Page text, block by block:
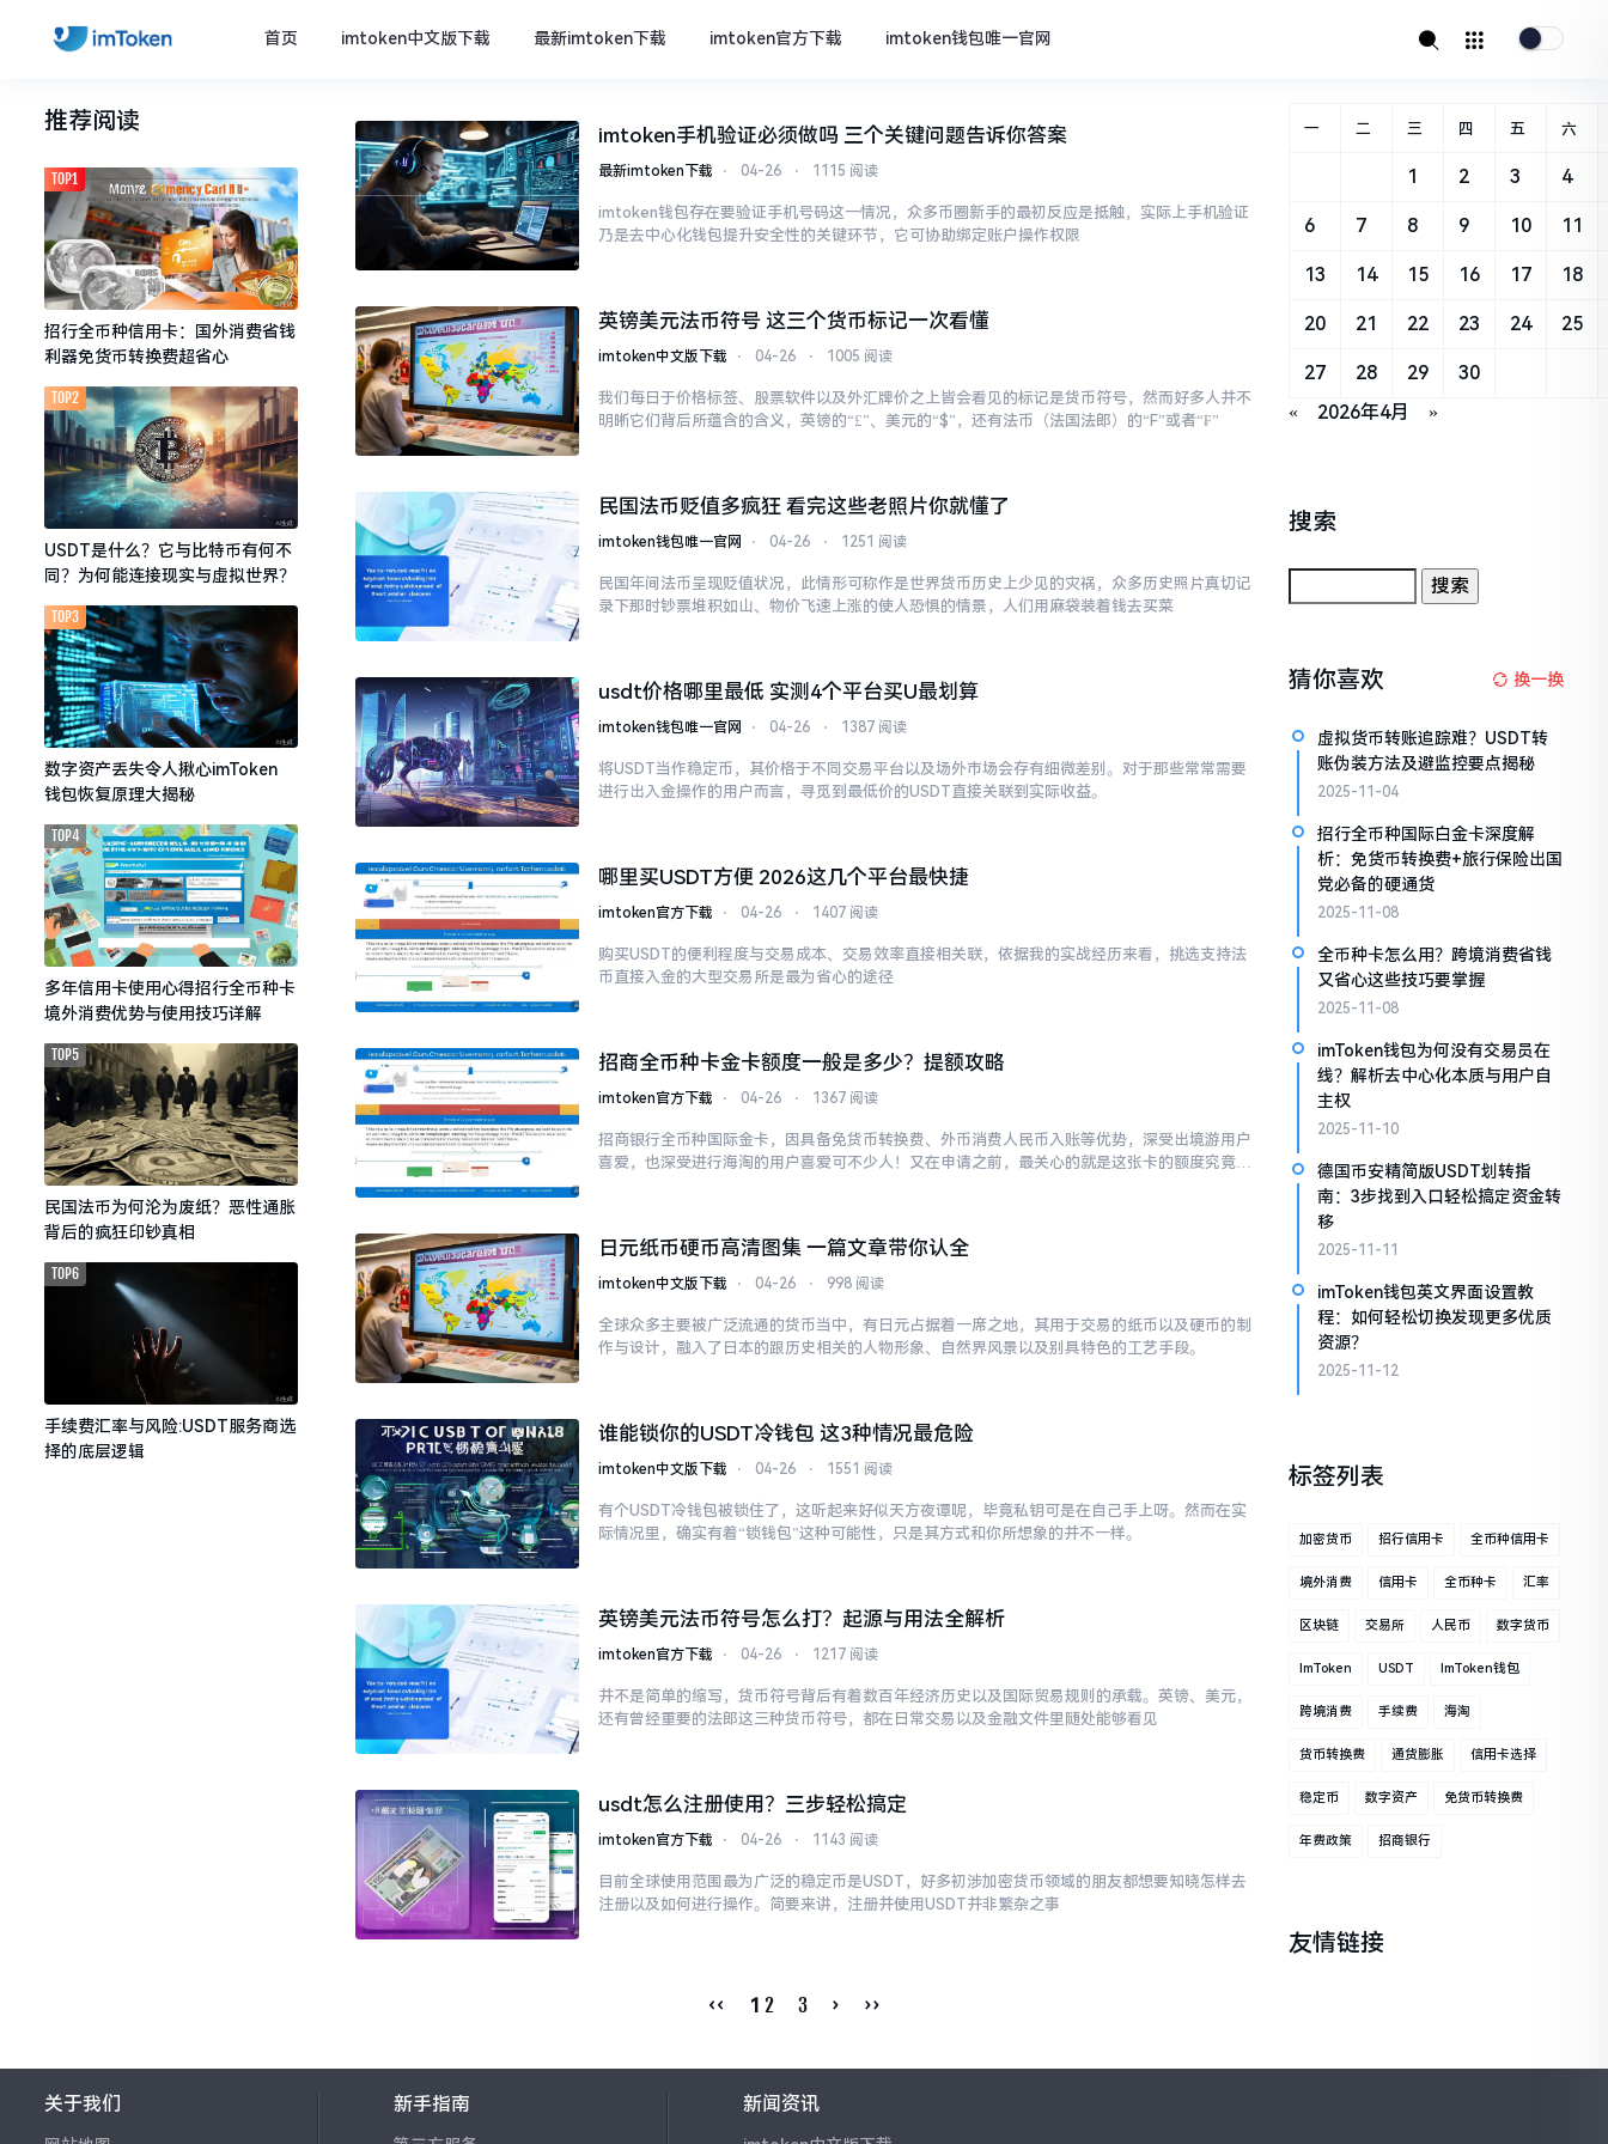
首页 imtoken中文版下载 最新imtoken下载 imtoken官方下载 imtoken钱包唯一官网
推荐阅读
招行全币种信用卡：国外消费省钱
利器免货币转换费超省心
TOP1
USDT是什么？它与比特币有何不
同？为何能连接现实与虚拟世界？
TOP2
数字资产丢失令人揪心imToken
钱包恢复原理大揭秘
TOP3
多年信用卡使用心得招行全币种卡
境外消费优势与使用技巧详解
TOP4
民国法币为何沦为废纸？恶性通胀
背后的疯狂印钞真相
TOP5
手续费汇率与风险:USDT服务商选
择的底层逻辑
TOP6
imtoken手机验证必须做吗 三个关键问题告诉你答案
最新imtoken下载 ⋅ 04-26 ⋅ 1115 阅读
imtoken钱包存在要验证手机号码这一情况，众多币圈新手的最初反应是抵触，实际上手机验证
乃是去中心化钱包提升安全性的关键环节，它可协助绑定账户操作权限
英镑美元法币符号 这三个货币标记一次看懂
imtoken中文版下载 ⋅ 04-26 ⋅ 1005 阅读
我们每日于价格标签、股票软件以及外汇牌价之上皆会看见的标记是货币符号，然而好多人并不
明晰它们背后所蕴含的含义，英镑的“£”、美元的“$”，还有法币（法国法郎）的“F”或者“₣”
民国法币贬值多疯狂 看完这些老照片你就懂了
imtoken钱包唯一官网 ⋅ 04-26 ⋅ 1251 阅读
民国年间法币呈现贬值状况，此情形可称作是世界货币历史上少见的灾祸，众多历史照片真切记
录下那时钞票堆积如山、物价飞速上涨的使人恐惧的情景，人们用麻袋装着钱去买菜
usdt价格哪里最低 实测4个平台买U最划算
imtoken钱包唯一官网 ⋅ 04-26 ⋅ 1387 阅读
将USDT当作稳定币，其价格于不同交易平台以及场外市场会存有细微差别。对于那些常常需要
进行出入金操作的用户而言，寻觅到最低价的USDT直接关联到实际收益。
哪里买USDT方便 2026这几个平台最快捷
imtoken官方下载 ⋅ 04-26 ⋅ 1407 阅读
购买USDT的便利程度与交易成本、交易效率直接相关联，依据我的实战经历来看，挑选支持法
币直接入金的大型交易所是最为省心的途径
招商全币种卡金卡额度一般是多少？提额攻略
imtoken官方下载 ⋅ 04-26 ⋅ 1367 阅读
招商银行全币种国际金卡，因具备免货币转换费、外币消费人民币入账等优势，深受出境游用户
喜爱，也深受进行海淘的用户喜爱可不少人！又在申请之前，最关心的就是这张卡的额度究竟能
日元纸币硬币高清图集 一篇文章带你认全
imtoken中文版下载 ⋅ 04-26 ⋅ 998 阅读
全球众多主要被广泛流通的货币当中，有日元占据着一席之地，其用于交易的纸币以及硬币的制
作与设计，融入了日本的跟历史相关的人物形象、自然界风景以及别具特色的工艺手段。
谁能锁你的USDT冷钱包 这3种情况最危险
imtoken中文版下载 ⋅ 04-26 ⋅ 1551 阅读
有个USDT冷钱包被锁住了，这听起来好似天方夜谭呢，毕竟私钥可是在自己手上呀。然而在实
际情况里，确实有着“锁钱包”这种可能性，只是其方式和你所想象的并不一样。
英镑美元法币符号怎么打？起源与用法全解析
imtoken官方下载 ⋅ 04-26 ⋅ 1217 阅读
并不是简单的缩写，货币符号背后有着数百年经济历史以及国际贸易规则的承载。英镑、美元，
还有曾经重要的法郎这三种货币符号，都在日常交易以及金融文件里随处能够看见
usdt怎么注册使用？三步轻松搞定
imtoken官方下载 ⋅ 04-26 ⋅ 1143 阅读
目前全球使用范围最为广泛的稳定币是USDT，好多初涉加密货币领域的朋友都想要知晓怎样去
注册以及如何进行操作。简要来讲，注册并使用USDT并非繁杂之事
‹‹ 1 2 3 › ››
« 2026年4月 »
一 二 三 四 五 六
1 2 3 4
6 7 8 9 10 11
13 14 15 16 17 18
20 21 22 23 24 25
27 28 29 30
搜索
猜你喜欢 换一换
虚拟货币转账追踪难？USDT转
账伪装方法及避监控要点揭秘
2025-11-04
招行全币种国际白金卡深度解
析：免货币转换费+旅行保险出国
党必备的硬通货
2025-11-08
全币种卡怎么用？跨境消费省钱
又省心这些技巧要掌握
2025-11-08
imToken钱包为何没有交易员在
线？解析去中心化本质与用户自
主权
2025-11-10
德国币安精简版USDT划转指
南：3步找到入口轻松搞定资金转
移
2025-11-11
imToken钱包英文界面设置教
程：如何轻松切换发现更多优质
资源？
2025-11-12
标签列表
加密货币 招行信用卡 全币种信用卡
境外消费 信用卡 全币种卡 汇率
区块链 交易所 人民币 数字货币
ImToken USDT ImToken钱包
跨境消费 手续费 海淘
货币转换费 通货膨胀 信用卡选择
稳定币 数字资产 免货币转换费
年费政策 招商银行
友情链接
关于我们 新手指南 新闻资讯